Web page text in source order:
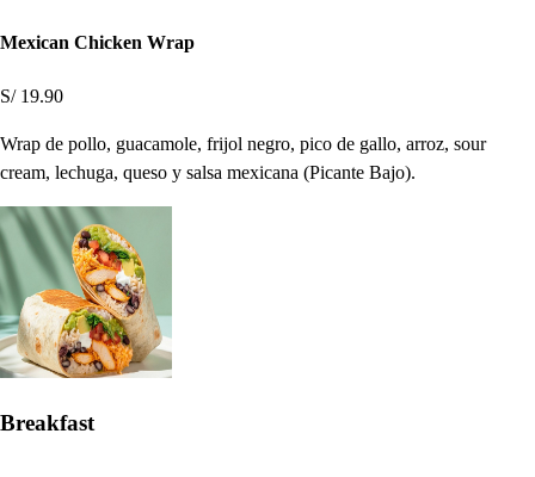
Mexican Chicken Wrap
S/ 19.90
Wrap de pollo, guacamole, frijol negro, pico de gallo, arroz, sour
cream, lechuga, queso y salsa mexicana (Picante Bajo).
Breakfast